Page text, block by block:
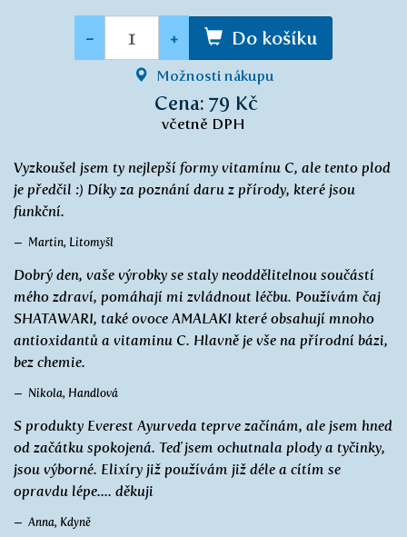
- + Do košíku
Možnosti nákupu
Cena: 79 Kč
včetně DPH
Vyzkoušel jsem ty nejlepší formy vitamínu C, ale tento plod
je předčil :) Díky za poznání daru z přírody, které jsou
funkční.
Martin, Litomyšl
Dobrý den, vaše výrobky se staly neoddělitelnou součástí
mého zdraví, pomáhají mi zvládnout léčbu. Používám čaj
SHATAWARI, také ovoce AMALAKI které obsahují mnoho
antioxidantů a vitaminu C. Hlavně je vše na přírodní bázi,
bez chemie.
Nikola, Handlová
S produkty Everest Ayurveda teprve začínám, ale jsem hned
od začátku spokojená. Teď jsem ochutnala plody a tyčinky,
jsou výborné. Elixíry již používám již déle a cítím se
opravdu lépe.... děkuji
Anna, Kdyně